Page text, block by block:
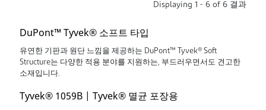
Displaying 1 - 6 of 6 결과
DuPont™ Tyvek® 소프트 타입
유연한 기판과 원단 느낌을 제공하는 DuPont™ Tyvek® Soft
Structure는 다양한 적용 분야를 지원하는, 부드러우면서도 견고한
소재입니다.
Tyvek® 1059B | Tyvek® 멸균 포장용